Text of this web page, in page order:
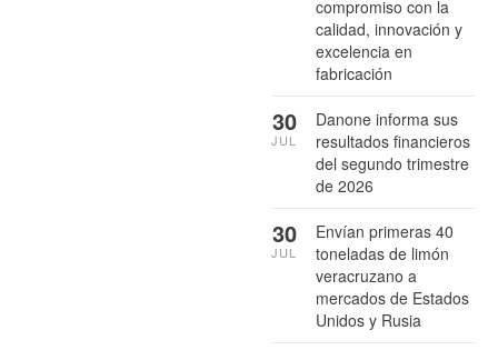
compromiso con la
calidad, innovación y
excelencia en
fabricación
Danone informa sus
resultados financieros
del segundo trimestre
de 2026
30
JUL
Envían primeras 40
toneladas de limón
veracruzano a
mercados de Estados
Unidos y Rusia
30
JUL